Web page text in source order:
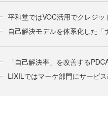
平和堂ではVOC活用でクレジ
自己解決モデルを体系化した
「自己解決率」を改善する
LIXILではマーケ部門にサービ